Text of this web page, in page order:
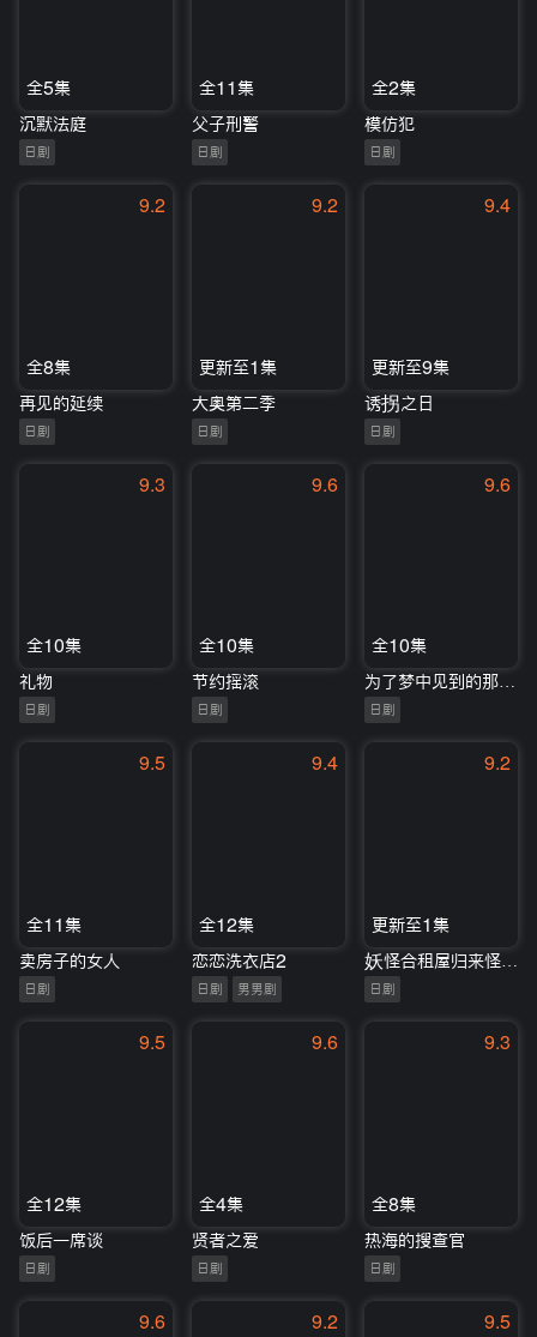
全5集
沉默法庭
日剧
全11集
父子刑警
日剧
全2集
模仿犯
日剧
9.2
全8集
再见的延续
日剧
9.2
更新至1集
大奥第二季
日剧
9.4
更新至9集
诱拐之日
日剧
9.3
全10集
礼物
日剧
9.6
全10集
节约摇滚
日剧
9.6
全10集
为了梦中见到的那孩子
日剧
9.5
全11集
卖房子的女人
日剧
9.4
全12集
恋恋洗衣店2
日剧 男男剧
9.2
更新至1集
日剧
9.5
全12集
饭后一席谈
日剧
9.6
全4集
贤者之爱
日剧
9.3
全8集
热海的搜查官
日剧
9.6 9.2 9.5